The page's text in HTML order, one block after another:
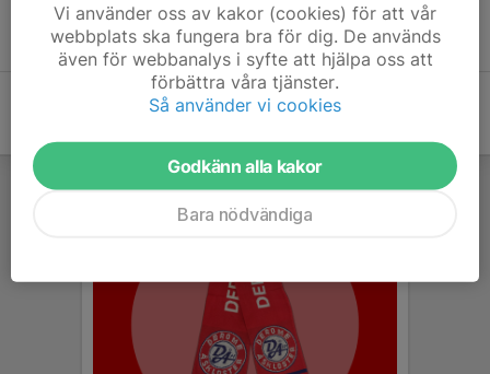
Inget referat skrivet
Vi använder oss av kakor (cookies) för att vår
webbplats ska fungera bra för dig. De används
även för webbanalys i syfte att hjälpa oss att
förbättra våra tjänster.
Så använder vi cookies
Godkänn alla kakor
Bara nödvändiga